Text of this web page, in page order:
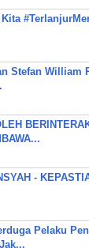
Stefan William
-
Pelaku